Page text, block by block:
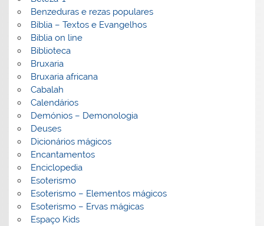
Benzeduras e rezas populares
Bíblia – Textos e Evangelhos
Biblia on line
Biblioteca
Bruxaria
Bruxaria africana
Cabalah
Calendários
Demónios – Demonologia
Deuses
Dicionários mágicos
Encantamentos
Enciclopedia
Esoterismo
Esoterismo – Elementos mágicos
Esoterismo – Ervas mágicas
Espaço Kids